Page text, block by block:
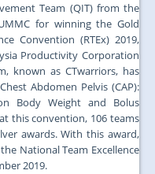
Team (QIT) from the
for winning the Gold
Convention (RTEx) 2019,
Productivity Corporation
known as CTwarriors, has
Abdomen Pelvis (CAP):
Body Weight and Bolus
this convention, 106 teams
awards. With this award,
National Team Excellence
2019.